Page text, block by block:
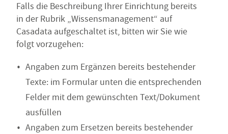
Falls die Beschreibung Ihrer Einrichtung bereits
in der Rubrik „Wissensmanagement“ auf
Casadata aufgeschaltet ist, bitten wir Sie wie
folgt vorzugehen:
Angaben zum Ergänzen bereits bestehender
Texte: im Formular unten die entsprechenden
Felder mit dem gewünschten Text/Dokument
ausfüllen
Angaben zum Ersetzen bereits bestehender